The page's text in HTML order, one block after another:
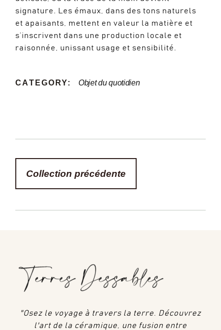
signature. Les émaux, dans des tons naturels
et apaisants, mettent en valeur la matière et
s’inscrivent dans une production locale et
raisonnée, unissant usage et sensibilité.
CATEGORY: Objet du quotidien
Collection précédente
"Osez le voyage à travers la terre. Découvrez
l'art de la céramique, une fusion entre